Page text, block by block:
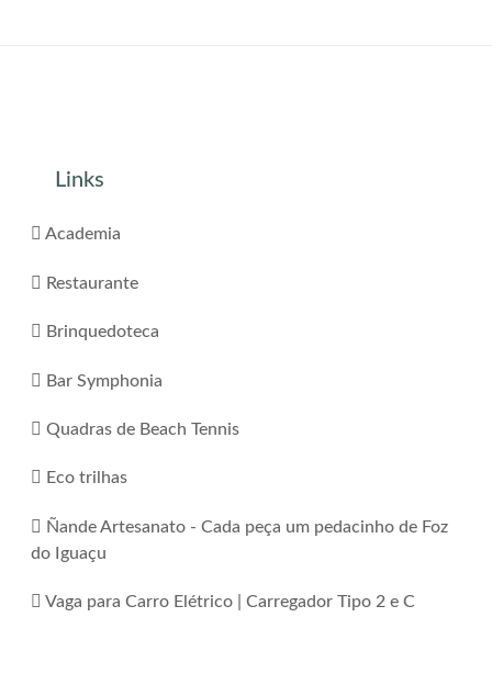
Links
Academia
Restaurante
Brinquedoteca
Bar Symphonia
Quadras de Beach Tennis
Eco trilhas
Ñande Artesanato - Cada peça um pedacinho de Foz
do Iguaçu
Vaga para Carro Elétrico | Carregador Tipo 2 e C